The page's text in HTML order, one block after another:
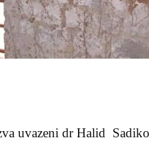
uvazeni dr Halid